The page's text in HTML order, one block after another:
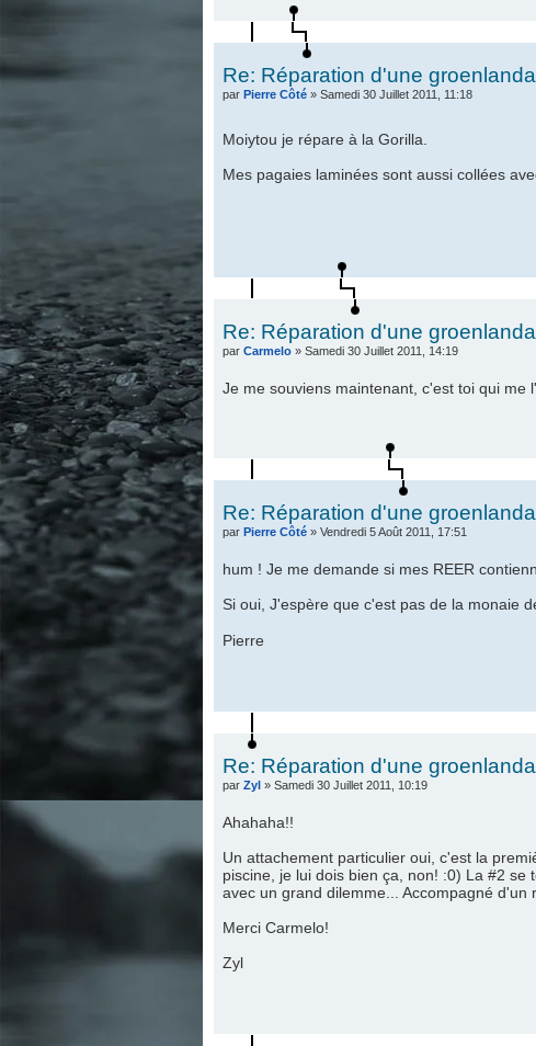
Re: Réparation d'une
par Pierre Côté» Samedi 30 Juillet 2011, 11:18
Moiytou je répare à la Gorilla.
Mes pagaies laminées sont aussi collées
Re: Réparation d'une
par Carmelo» Samedi 30 Juillet 2011, 14:19
Je me souviens maintenant, c'est toi qui me
Re: Réparation d'une
par Pierre Côté» Vendredi 5 Août 2011, 17:51
hum ! Je me demande si mes REER
Si oui, J'espère que c'est pas de la monaie
Pierre
Re: Réparation d'une
par Zyl» Samedi 30 Juillet 2011, 10:19
Ahahaha!!
Un attachement particulier oui, c'est la
piscine, je lui dois bien ça, non! :0) La #2
avec un grand dilemme... Accompagné d'un
Merci Carmelo!
Zyl